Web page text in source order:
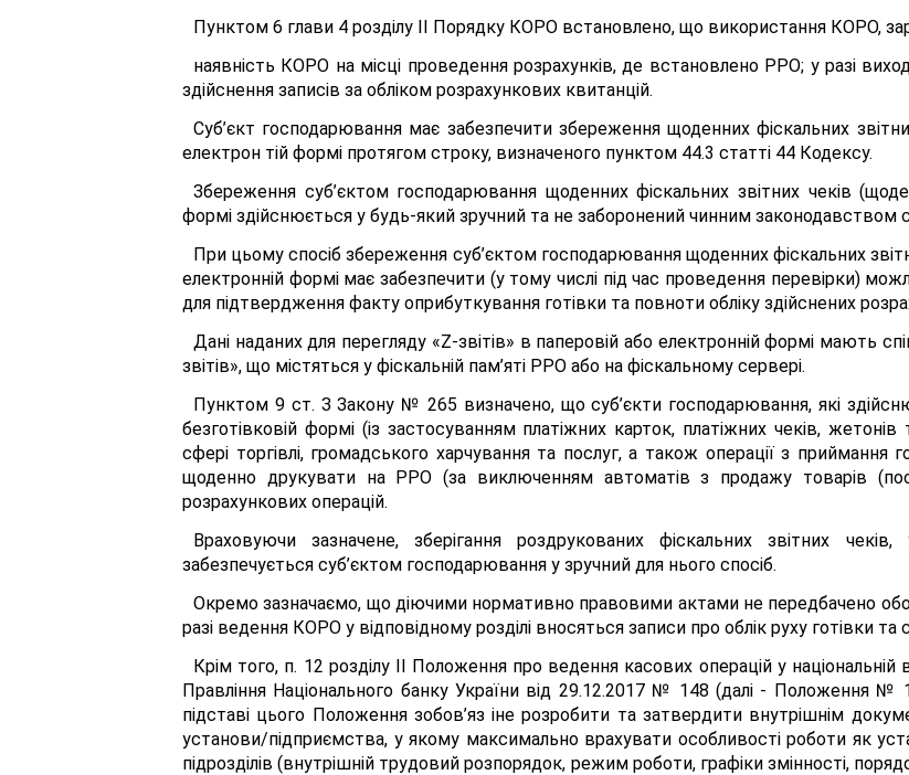
Пунктом 6 глави 4 розділу II Порядку КОРО встановлено, що використання КОРО,
наявність КОРО на місці проведення розрахунків, де встановлено РРО; у разі
здійснення записів за обліком розрахункових квитанцій.
Суб’єкт господарювання має забезпечити збереження щоденних фіскальних
електрон тій формі протягом строку, визначеного пунктом 44.3 статті 44 Кодексу.
Збереження суб’єктом господарювання щоденних фіскальних звітних чеків
формі здійснюється у будь-який зручний та не заборонений чинним законодавством
При цьому спосіб збереження суб’єктом господарювання щоденних фіскальних
електронній формі має забезпечити (у тому числі під час проведення перевірки)
для підтвердження факту оприбуткування готівки та повноти обліку здійснених
Дані наданих для перегляду «Z-звітів» в паперовій або електронній формі мають
звітів», що містяться у фіскальній пам’яті РРО або на фіскальному сервері.
Пунктом 9 ст. З Закону № 265 визначено, що суб’єкти господарювання, які
безготівковій формі (із застосуванням платіжних карток, платіжних чеків,
сфері торгівлі, громадського харчування та послуг, а також операції з приймання
щоденно друкувати на РРО (за виключенням автоматів з продажу товарів
розрахункових операцій.
Враховуючи зазначене, зберігання роздрукованих фіскальних звітних
забезпечується суб’єктом господарювання у зручний для нього спосіб.
Окремо зазначаємо, що діючими нормативно правовими актами не передбачено
разі ведення КОРО у відповідному розділі вносяться записи про облік руху готівки та
Крім того, п. 12 розділу II Положення про ведення касових операцій у
Правління Національного банку України від 29.12.2017 № 148 (далі - Положення
підставі цього Положення зобов’яз іне розробити та затвердити внутрішнім
установи/підприємства, у якому максимально врахувати особливості роботи як
підрозділів (внутрішній трудовий розпорядок, режим роботи, графіки змінності,